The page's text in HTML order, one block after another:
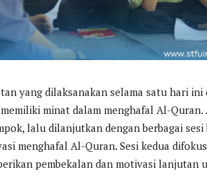
yang dilaksanakan selama satu hari
minat dalam menghafal Al-
lalu dilanjutkan dengan berbagai
menghafal Al-Quran. Sesi kedua
pembekalan dan motivasi lanjutan